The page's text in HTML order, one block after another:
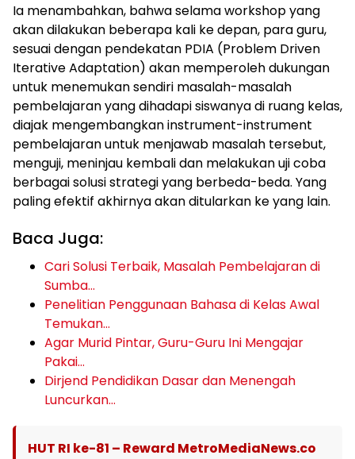
Ia menambahkan, bahwa selama workshop yang
akan dilakukan beberapa kali ke depan, para guru,
sesuai dengan pendekatan PDIA (Problem Driven
Iterative Adaptation) akan memperoleh dukungan
untuk menemukan sendiri masalah-masalah
pembelajaran yang dihadapi siswanya di ruang kelas,
diajak mengembangkan instrument-instrument
pembelajaran untuk menjawab masalah tersebut,
menguji, meninjau kembali dan melakukan uji coba
berbagai solusi strategi yang berbeda-beda. Yang
paling efektif akhirnya akan ditularkan ke yang lain.
Baca Juga:
Cari Solusi Terbaik, Masalah Pembelajaran di
Sumba…
Penelitian Penggunaan Bahasa di Kelas Awal
Temukan…
Agar Murid Pintar, Guru-Guru Ini Mengajar
Pakai…
Dirjend Pendidikan Dasar dan Menengah
Luncurkan…
HUT RI ke-81 – Reward MetroMediaNews.co